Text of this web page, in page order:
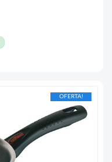
OFERTA!